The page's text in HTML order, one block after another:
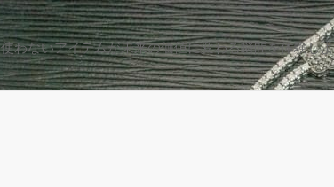
使わないアイテムが未来の価値に変わる瞬間を体験し